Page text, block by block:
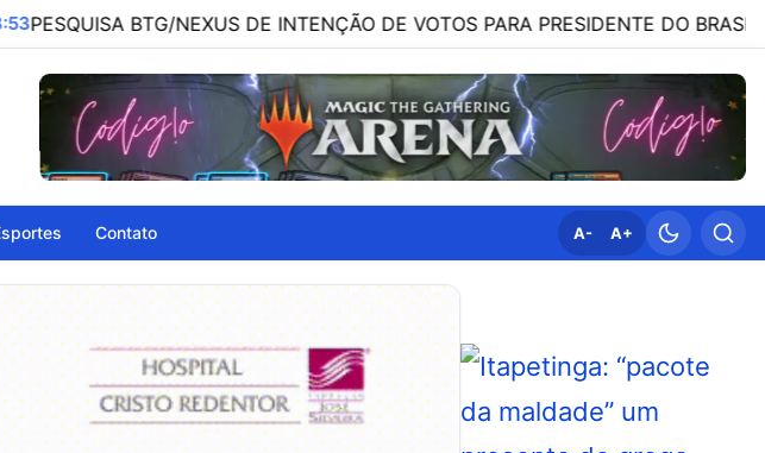
BTG/NEXUS DE INTENÇÃO DE VOTOS PARA PRESIDENTE DO BRASIL – 3 DE
Contato A- A+